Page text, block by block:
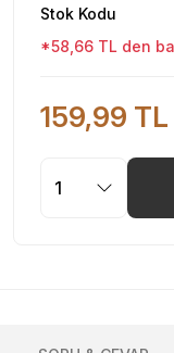
Stok Kodu
*58,66 TL den
159,99 TL